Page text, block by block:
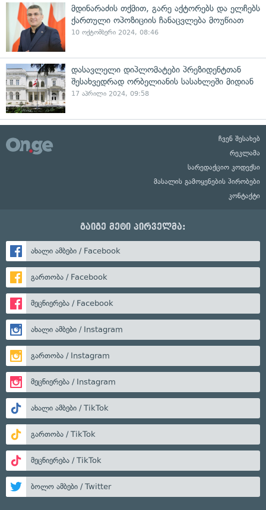
მდინარაძის თქმით, გარე აქტორებს და ელჩებს
ქართული ოპოზიციის ჩანაცვლება მოუწიათ
10 ოქტომბერი 2024, 08:46
დასავლელი დიპლომატები პრეზიდენტთან
შესახვედრად ორბელიანის სასახლეში მიდიან
17 აპრილი 2024, 09:58
ჩვენ შესახებ
რეკლამა
სარედაქციო კოდექსი
მასალის გამოყენების პირობები
კონტაქტი
გაიგე მეტი პირველმა:
ახალი ამბები / Facebook
გართობა / Facebook
მეცნიერება / Facebook
ახალი ამბები / Instagram
გართობა / Instagram
მეცნიერება / Instagram
ახალი ამბები / TikTok
გართობა / TikTok
მეცნიერება / TikTok
ბოლო ამბები / Twitter